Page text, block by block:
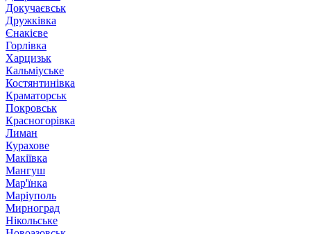
Докучаєвськ
Дружківка
Єнакієве
Горлівка
Харцизьк
Кальміуське
Костянтинівка
Краматорськ
Покровськ
Красногорівка
Лиман
Курахове
Макіївка
Мангуш
Мар'їнка
Маріуполь
Мирноград
Нікольське